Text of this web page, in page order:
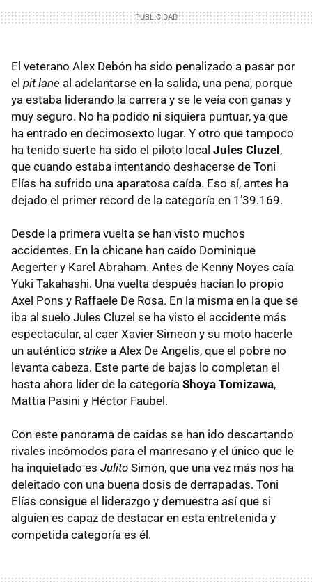
El veterano Alex Debón ha sido penalizado a pasar por
el pit lane al adelantarse en la salida, una pena, porque
ya estaba liderando la carrera y se le veía con ganas y
muy seguro. No ha podido ni siquiera puntuar, ya que
ha entrado en decimosexto lugar. Y otro que tampoco
ha tenido suerte ha sido el piloto local Jules Cluzel,
que cuando estaba intentando deshacerse de Toni
Elías ha sufrido una aparatosa caída. Eso sí, antes ha
dejado el primer record de la categoría en 1’39.169.
Desde la primera vuelta se han visto muchos
accidentes. En la chicane han caído Dominique
Aegerter y Karel Abraham. Antes de Kenny Noyes caía
Yuki Takahashi. Una vuelta después hacían lo propio
Axel Pons y Raffaele De Rosa. En la misma en la que se
iba al suelo Jules Cluzel se ha visto el accidente más
espectacular, al caer Xavier Simeon y su moto hacerle
un auténtico strike a Alex De Angelis, que el pobre no
levanta cabeza. Este parte de bajas lo completan el
hasta ahora líder de la categoría Shoya Tomizawa,
Mattia Pasini y Héctor Faubel.
Con este panorama de caídas se han ido descartando
rivales incómodos para el manresano y el único que le
ha inquietado es Julito Simón, que una vez más nos ha
deleitado con una buena dosis de derrapadas. Toni
Elías consigue el liderazgo y demuestra así que si
alguien es capaz de destacar en esta entretenida y
competida categoría es él.